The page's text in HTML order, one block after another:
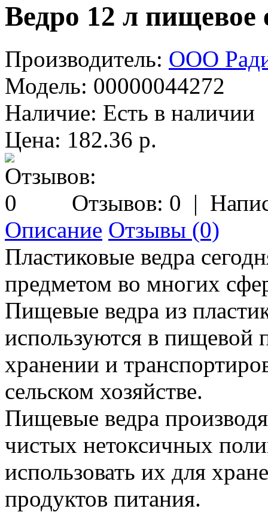
Ведро 12 л
Производитель: ООО
Модель: 00000044272
Наличие: Есть в наличии
Цена: 182.36 р.
Отзывов: 0 |
Описание Отзывы (0)
Пластиковые ведра
предметом во многих
Пищевые ведра из
используются в
хранении и
сельском хозяйстве.
Пищевые ведра
чистых нетоксичных
использовать их для
продуктов питания.